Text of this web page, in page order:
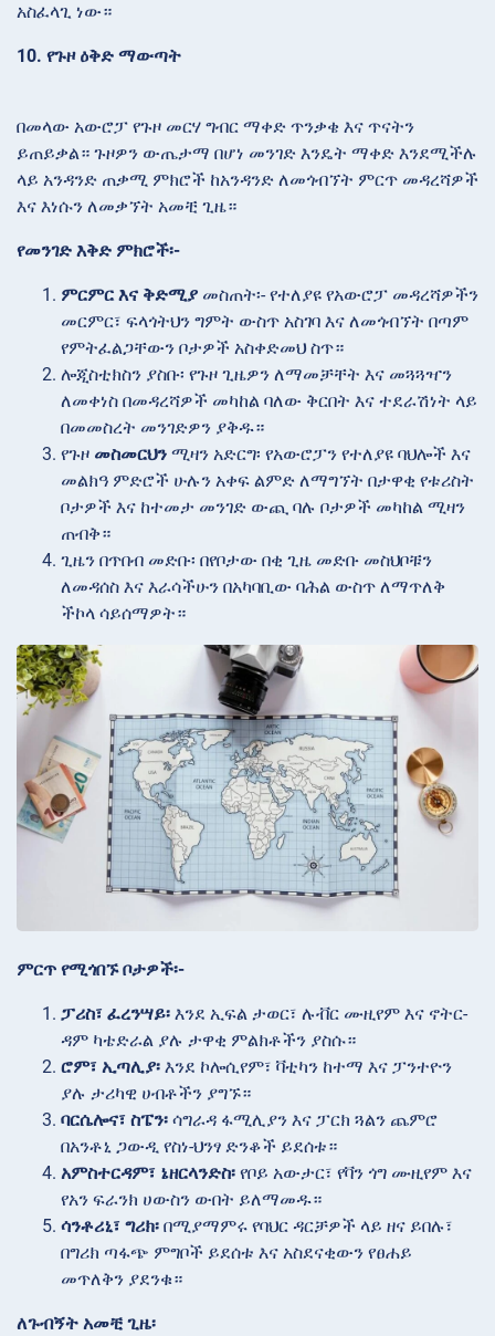
አስፈላጊ ነው።
10. የጉዞ ዕቅድ ማውጣት
በመላው አውሮፓ የጉዞ መርሃ ግብር ማቀድ ጥንቃቄ እና ጥናትን
ይጠይቃል። ጉዞዎን ውጤታማ በሆነ መንገድ እንዴት ማቀድ እንደሚችሉ
ላይ አንዳንድ ጠቃሚ ምክሮች ከአንዳንድ ለመጎብኘት ምርጥ መዳረሻዎች
እና እነሱን ለመቃኘት አመቺ ጊዜ።
የመንገድ እቅድ ምክሮች፡-
ምርምር እና ቅድሚያ መስጠት፡- የተለያዩ የአውሮፓ መዳረሻዎችን
መርምር፣ ፍላጎትህን ግምት ውስጥ አስገባ እና ለመጎብኘት በጣም
የምትፈልጋቸውን ቦታዎች አስቀድመህ ስጥ።
ሎጂስቲክስን ያስቡ፡ የጉዞ ጊዜዎን ለማመቻቸት እና መጓጓዣን
ለመቀነስ በመዳረሻዎች መካከል ባለው ቅርበት እና ተደራሽነት ላይ
በመመስረት መንገድዎን ያቅዱ።
የጉዞ መስመርህን ሚዛን አድርግ፡ የአውሮፓን የተለያዩ ባህሎች እና
መልክዓ ምድሮች ሁሉን አቀፍ ልምድ ለማግኘት በታዋቂ የቱሪስት
ቦታዎች እና ከተመታ መንገድ ውጪ ባሉ ቦታዎች መካከል ሚዛን
ጠብቅ።
ጊዜን በጥበብ መድቡ፡ በየቦታው በቂ ጊዜ መድቡ መስህቦቹን
ለመዳሰስ እና እራሳችሁን በአካባቢው ባሕል ውስጥ ለማጥለቅ
ችኮላ ሳይሰማዎት።
ምርጥ የሚጎበኙ ቦታዎች፡-
ፓሪስ፣ ፈረንሣይ፡ እንደ ኢፍል ታወር፣ ሉቭር ሙዚየም እና ኖትር-
ዳም ካቴድራል ያሉ ታዋቂ ምልክቶችን ያስሱ።
ሮም፣ ኢጣሊያ፡ እንደ ኮሎሲየም፣ ቫቲካን ከተማ እና ፓንተዮን
ያሉ ታሪካዊ ሀብቶችን ያግኙ።
ባርሴሎና፣ ስፔን፡ ሳግራዳ ፋሚሊያን እና ፓርክ ጓልን ጨምሮ
በአንቶኒ ጋውዲ የስነ-ህንፃ ድንቆች ይደሰቱ።
አምስተርዳም፣ ኔዘርላንድስ፡ የቦይ አውታር፣ የቫን ጎግ ሙዚየም እና
የአን ፍራንክ ሀውስን ውበት ይለማመዱ።
ሳንቶሪኒ፣ ግሪክ፡ በሚያማምሩ የባህር ዳርቻዎች ላይ ዘና ይበሉ፣
በግሪክ ጣፋጭ ምግቦች ይደሰቱ እና አስደናቂውን የፀሐይ
መጥለቅን ያደንቁ።
ለጉብኝት አመቺ ጊዜ፡